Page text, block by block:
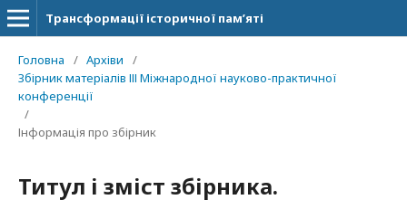
Трансформації історичної пам’яті
Головна / Архіви
/
Збірник матеріалів ІІІ Міжнародної науково-практичної
конференції
/
Інформація про збірник
Титул і зміст збірника.